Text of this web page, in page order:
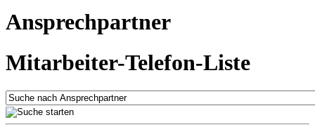
Ansprechpartner
Mitarbeiter-Telefon-Liste